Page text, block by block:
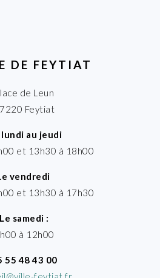
DE FEYTIAT
de Leun
Feytiat
lundi au jeudi
et 13h30 à 18h00
vendredi
et 13h30 à 17h30
Le samedi :
à 12h00
55 48 43 00